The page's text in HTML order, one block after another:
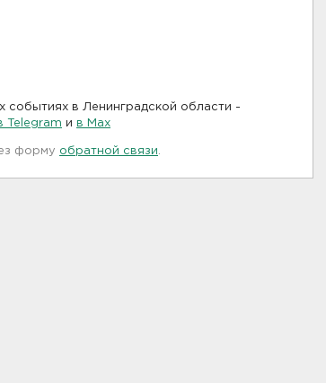
событиях в Ленинградской области -
Telegram и в Maх
форму обратной связи